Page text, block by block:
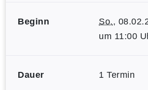
Beginn So.,
um 11:00
Dauer 1 Termin